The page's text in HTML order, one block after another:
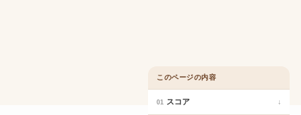
このページの内容
01 スコア ↓